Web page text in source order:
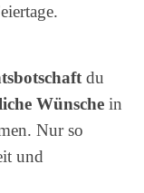
du
Wünsche in
Nur so
und